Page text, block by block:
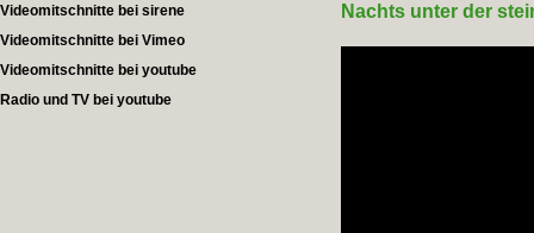
Videomitschnitte bei sirene
Videomitschnitte bei Vimeo
Videomitschnitte bei youtube
Radio und TV bei youtube
Nachts unter der